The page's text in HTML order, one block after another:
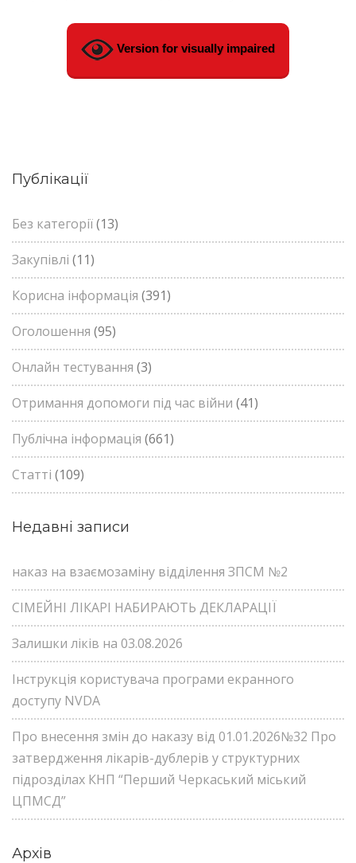
Version for visually impaired
Публікації
Без категорії(13)
Закупівлі (11)
Корисна інформація (391)
Оголошення (95)
Онлайн тестування (3)
Отримання допомоги під час війни (41)
Публічна інформація (661)
Статті (109)
Недавні записи
наказ на взаємозаміну відділення ЗПСМ №2
СІМЕЙНІ ЛІКАРІ НАБИРАЮТЬ ДЕКЛАРАЦІЇ
Залишки ліків на 03.08.2026
Інструкція користувача програми екранного
доступу NVDA
Про внесення змін до наказу від 01.01.2026№32 Про
затвердження лікарів-дублерів у структурних
підрозділах КНП “Перший Черкаський міський
ЦПМСД”
Архів